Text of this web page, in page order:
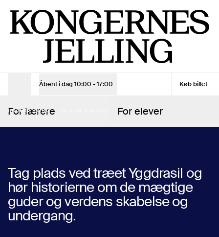
Åbent i dag 10:00 - 17:00
Åbningstider Køb billet
Man - Søn 10:00 - 17:00
Entrébillet
Gratis
Voksen - 10% online rabat
108 kr.
Køb billet
UNDERVISNINGDE GAMLE
GUDER
For lærere For elever
Tag plads ved træet Yggdrasil og
hør historierne om de mægtige
guder og verdens skabelse og
undergang.